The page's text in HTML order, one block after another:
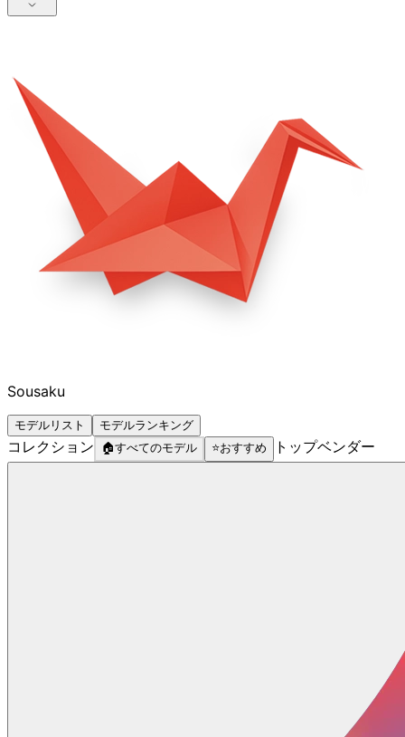
Sousaku
モデルリスト モデルランキング
コレクション 🏠すべてのモデル ⭐おすすめ トップベンダー